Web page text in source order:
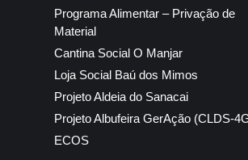
Programa Alimentar – Privação de
Material
Cantina Social O Manjar
Loja Social Baú dos Mimos
Projeto Aldeia do Sanacai
Projeto Albufeira GerAção (CLDS-
ECOS